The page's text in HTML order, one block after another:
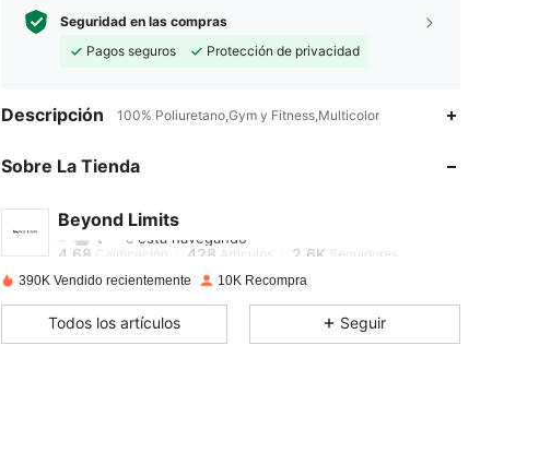
Seguridad en las compras
Pagos seguros
Protección de privacidad
Descripción 100% Poliuretano,Gym y Fitness,Multicolor
Sobre La Tienda
Beyond Limits
4,68 428 2.6K
t***cestá navegando
4,68 Calificación 428Artículos 2.6K Seguidores
4,68
390K Vendido recientemente 10K Recompra
Todos los artículos Seguir